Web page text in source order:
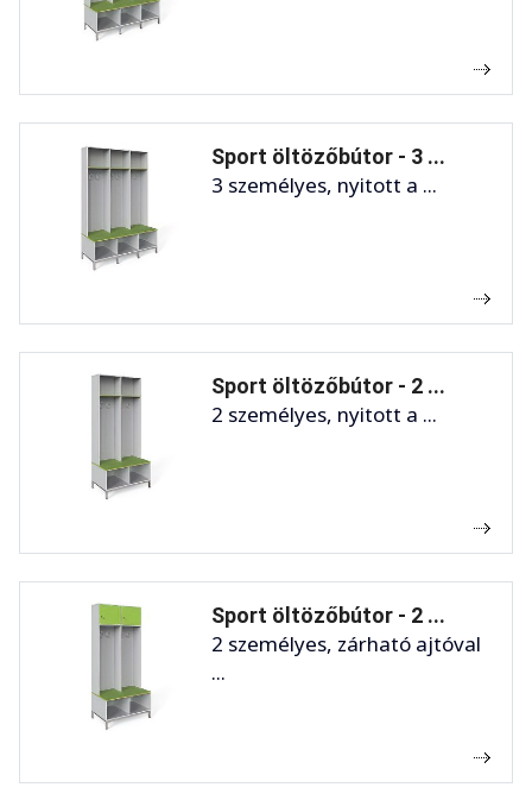
Sport öltözőbútor - 3 ...
3 személyes, nyitott a ...
Sport öltözőbútor - 2 ...
2 személyes, nyitott a ...
Sport öltözőbútor - 2 ...
2 személyes, zárható ajtóval
...